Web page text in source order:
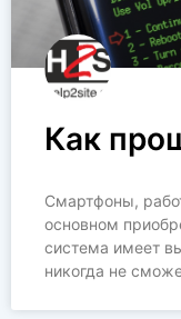
Как
Смартфоны,
основном
система имеет
никогда не